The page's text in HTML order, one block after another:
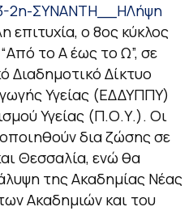
2η-ΣΥΝΑΝΤΗ__ΗΛήψη
επιτυχία, ο 8ος κύκλος
το Α έως το Ω”, σε
Διαδημοτικό Δίκτυο
Υγείας (ΕΔΔΥΠΠΥ)
Υγείας (Π.Ο.Υ.). Οι
δια ζώσης σε
Θεσσαλία, ενώ θα
της Ακαδημίας Νέας
Ακαδημιών και του